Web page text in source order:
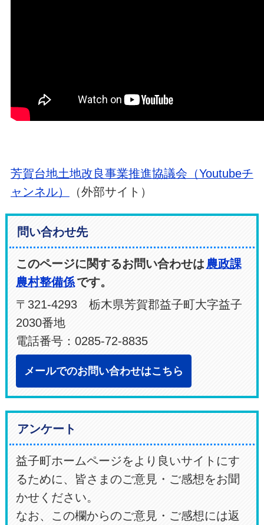
芳賀台地土地改良事業推進協議会（Youtubeチ
ャンネル）
（外部サイト）
問い合わせ先
このページに関するお問い合わせは 農政課
農村整備係です。
〒321-4293 栃木県芳賀郡益子町大字益子
2030番地
電話番号：0285-72-8835
メールでのお問い合わせはこちら
アンケート
益子町ホームページをより良いサイトにす
るために、皆さまのご意見・ご感想をお聞
かせください。
なお、この欄からのご意見・ご感想には返